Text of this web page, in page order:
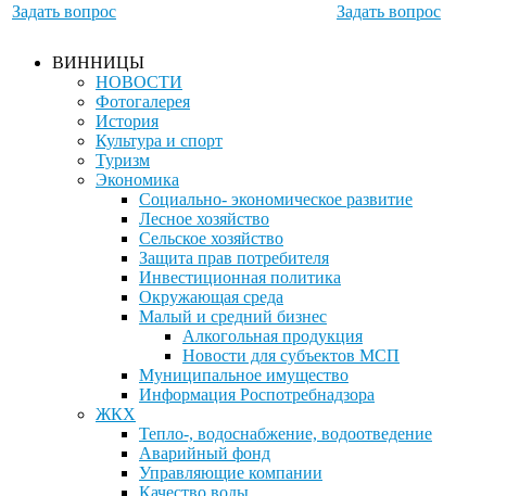
Задать вопрос Задать вопрос
ВИННИЦЫ
НОВОСТИ
Фотогалерея
История
Культура и спорт
Туризм
Экономика
Социально- экономическое развитие
Лесное хозяйство
Сельское хозяйство
Защита прав потребителя
Инвестиционная политика
Окружающая среда
Малый и средний бизнес
Алкогольная продукция
Новости для субъектов МСП
Муниципальное имущество
Информация Роспотребнадзора
ЖКХ
Тепло-, водоснабжение, водоотведение
Аварийный фонд
Управляющие компании
Качество воды